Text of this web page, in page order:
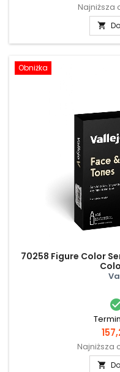
Najniższa

Obniżka
70258 Figure Color
Najniższa
